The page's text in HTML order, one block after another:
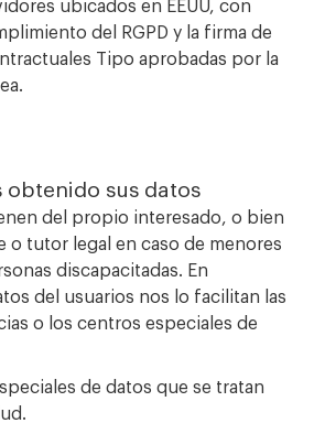
del RGPD y la firma de
Tipo aprobadas por la
obtenido sus datos
del propio interesado, o bien
o tutor legal en caso de menores
discapacitadas. En
del usuarios nos lo facilitan las
o los centros especiales de
de datos que se tratan